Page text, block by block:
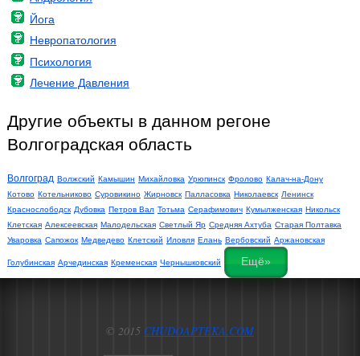
Йога
Невропатология
Психология
Лечение Давления
Другие объекты в данном регоне
Волгоградская область
Волгоград Волжский Камышин Михайловка Урюпинск Фролово Калач-на-Дону
Котово Котельниково Суровикино Жирновск Палласовка Николаевск Ленинск
Краснослободск Дубовка Петров Вал Тотьма Серафимович Кумылженская Никольск
Клетская Алексеевская Малодельская Светлый Яр Средняя Ахтуба Старая Полтавка
Уваровка Сапожок Медведево Клетский Иловля Елань Вербовский Аржановская
Голубинская Арчединская Кременская Чернышковский Ещё»
© 2015 CHUDOAPTEKA.COM